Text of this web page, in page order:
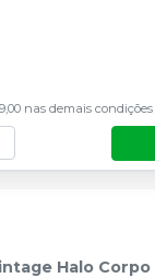
nas demais condições
Halo Corpo